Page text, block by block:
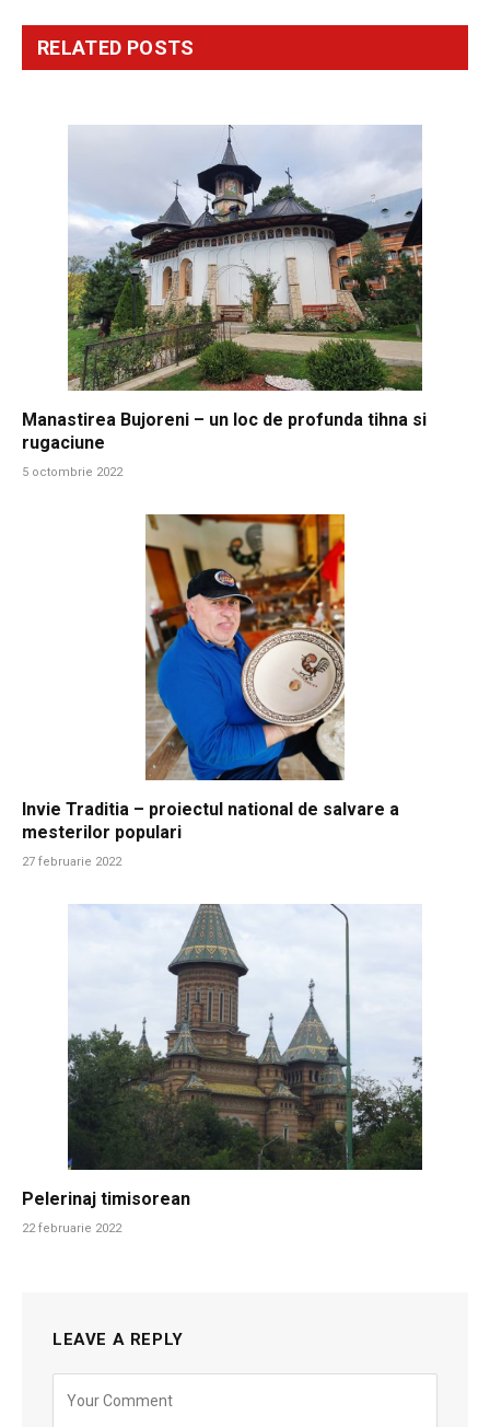
RELATED POSTS
Manastirea Bujoreni – un loc de profunda tihna si
rugaciune
5 octombrie 2022
Invie Traditia – proiectul national de salvare a
mesterilor populari
27 februarie 2022
Pelerinaj timisorean
22 februarie 2022
LEAVE A REPLY